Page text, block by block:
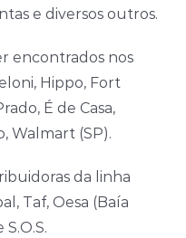
e diversos outros.
encontrados nos
Hippo, Fort
É de Casa,
Walmart (SP).
da linha
Taf, Oesa (Baía